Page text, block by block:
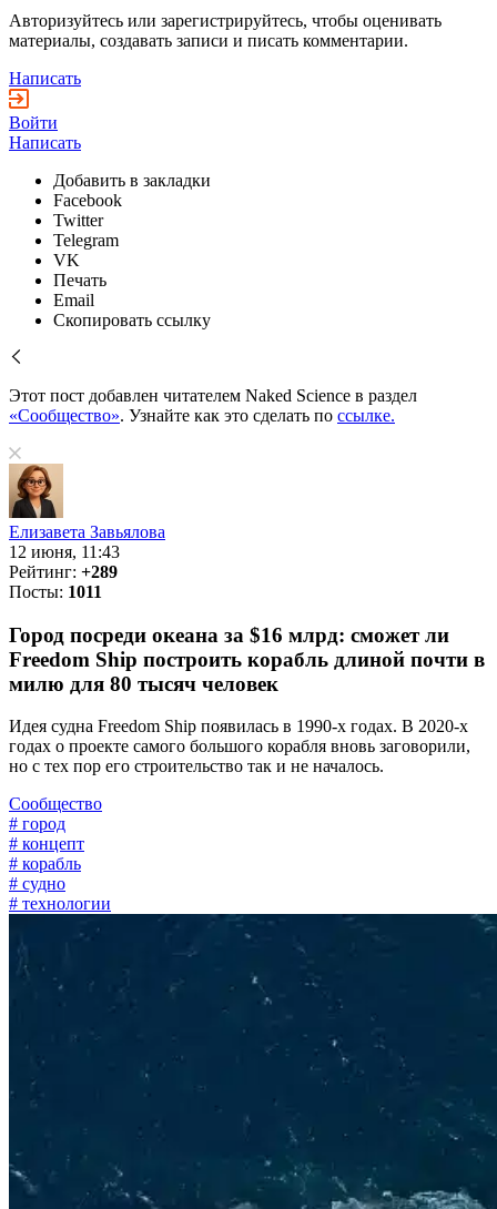
Авторизуйтесь или зарегистрируйтесь, чтобы оценивать
материалы, создавать записи и писать комментарии.
Написать
Войти
Написать
Добавить в закладки
Facebook
Twitter
Telegram
VK
Печать
Email
Скопировать ссылку
Этот пост добавлен читателем Naked Science в раздел
«Сообщество». Узнайте как это сделать по ссылке.
Елизавета Завьялова
12 июня, 11:43
Рейтинг: +289
Посты: 1011
Город посреди океана за $16 млрд: сможет ли
Freedom Ship построить корабль длиной почти в
милю для 80 тысяч человек
Идея судна Freedom Ship появилась в 1990-х годах. В 2020-х
годах о проекте самого большого корабля вновь заговорили,
но с тех пор его строительство так и не началось.
Сообщество
# город
# концепт
# корабль
# судно
# технологии